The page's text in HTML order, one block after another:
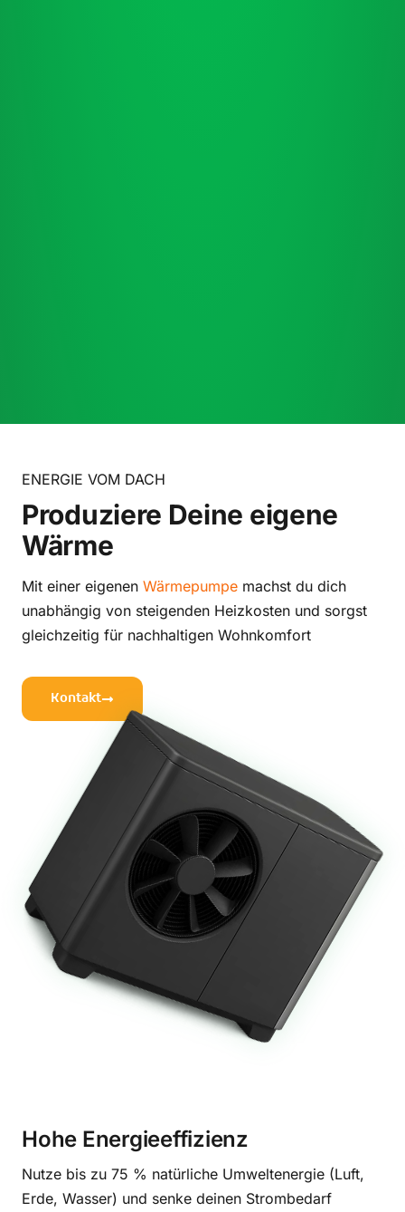
ENERGIE VOM DACH
Produziere Deine eigene
Wärme
Mit einer eigenen Wärmepumpe machst du dich
unabhängig von steigenden Heizkosten und sorgst
gleichzeitig für nachhaltigen Wohnkomfort
Kontakt
Hohe Energieeffizienz
Nutze bis zu 75 % natürliche Umweltenergie (Luft,
Erde, Wasser) und senke deinen Strombedarf